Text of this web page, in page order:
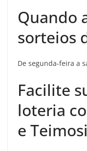
Quando
sorteios
De segunda-feira a
Facilite
loteria
e